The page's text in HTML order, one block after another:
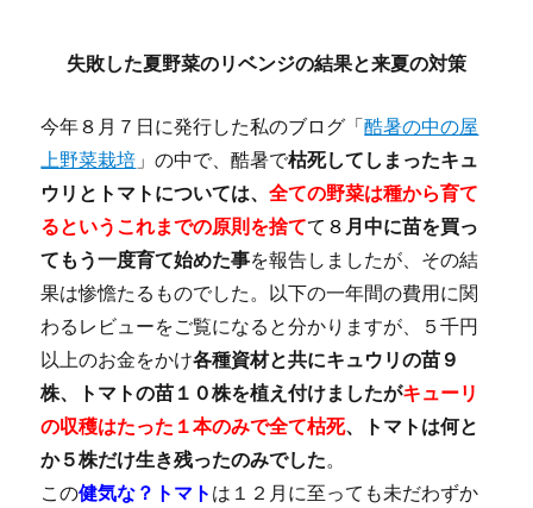
失敗した夏野菜のリベンジの結果と来夏の対策
今年８月７日に発行した私のブログ「酷暑の中の屋
上野菜栽培 」の中で、酷暑で枯死してしまったキュ
ウリとトマトについては、全ての野菜は種から育て
るというこれまでの原則を捨てて８ 月中に苗を買っ
てもう一度育て始めた事を報告しましたが、その結
果は惨憺たるものでした。以下の一年間の費用に関
わるレビューをご覧になると分かりますが、５千円
以上のお金をかけ各種資材と共にキュウリの苗９
株、トマトの苗１０株を植え付けましたがキューリ
の収穫はたった１本のみで全て枯死、トマトは何と
か５株だけ生き残ったのみでした。
この健気な？トマト は１２月に至っても未だわずか